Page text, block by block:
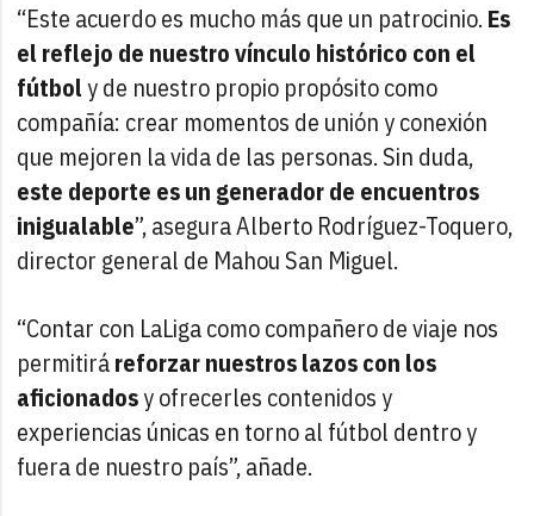
“Este acuerdo es mucho más que un patrocinio. Es
el reflejo de nuestro vínculo histórico con el
fútboly de nuestro propio propósito como
compañía: crear momentos de unión y conexión
que mejoren la vida de las personas. Sin duda,
este deporte es un generador de encuentros
inigualable”, asegura Alberto Rodríguez-Toquero,
director general de Mahou San Miguel.
“Contar con LaLiga como compañero de viaje nos
permitiráreforzar nuestros lazos con los
aficionadosy ofrecerles contenidos y
experiencias únicas en torno al fútbol dentro y
fuera de nuestro país”, añade.